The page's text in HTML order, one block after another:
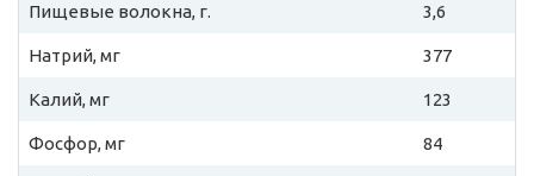
Пищевые волокна, г. 3,6
Натрий, мг 377
Калий, мг 123
Фосфор, мг 84